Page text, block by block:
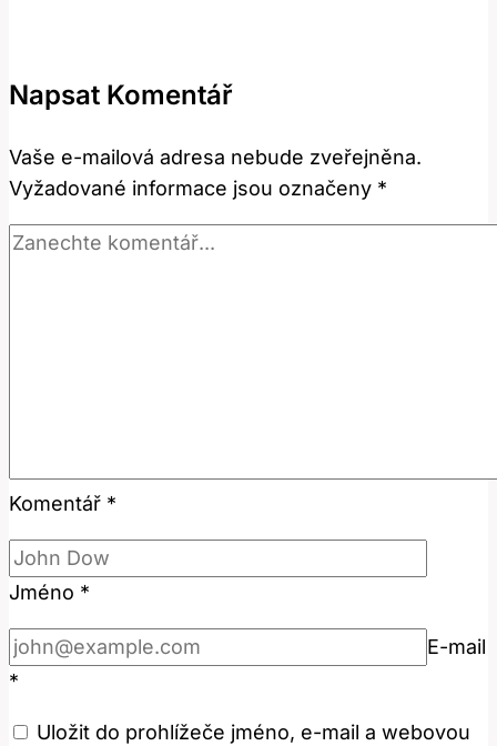
Překlad
Význam!
Napsat Komentář
Vaše e-mailová adresa nebude zveřejněna.
Vyžadované informace jsou označeny *
Komentář *
Jméno *
E-mail
*
Uložit do prohlížeče jméno, e-mail a webovou